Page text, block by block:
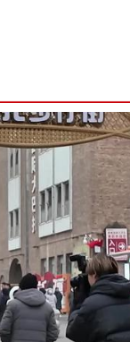
全感满意